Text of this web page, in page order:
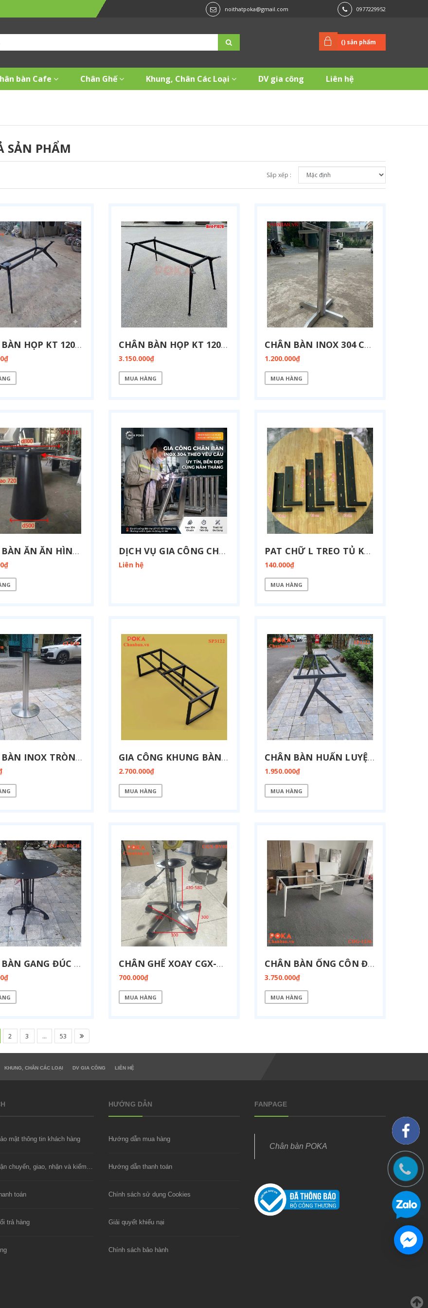
noithatpoka@gmail.com 0977229952
() sản phẩm
bàn Cafe Chân Ghế Khung, Chân Các Loại DV gia công Liên hệ
SẢN PHẨM
Sắp xếp :
CHÂN BÀN HỌP KT 1200X2400MM BH01-1224 CHÂN BÀN HỌP KT 1200X2400MM BIRD-P1224
3.150.000₫
MUA HÀNG
CHÂN BÀN INOX 304 CHỮ THẬP CI-X03
1.200.000₫
MUA HÀNG
CHÂN BÀN ĂN ĂN HÌNH CHÓP NÓN D800 SP2110 DỊCH VỤ GIA CÔNG CHÂN BÀN INOX 304 THEO YÊU CẦU TẠI HÀ NỘI
Liên hệ
PAT CHỮ L TREO TỦ KỆ TIVI 23CM - 32CM - 45CM
140.000₫
MUA HÀNG
CHÂN BÀN INOX TRÒN CI-T38 GIA CÔNG KHUNG BÀN GIÁM ĐỐC 50X50 KT 900X2400 SP3122
2.700.000₫
MUA HÀNG
CHÂN BÀN HUẤN LUYỆN MẶT CỐ ĐỊNH KT 800X1900-FZ13-1900
1.950.000₫
MUA HÀNG
CHÂN BÀN GANG ĐÚC MẶT BÍCH SẮT TRÒN CG-4N-BICH CHÂN GHẾ XOAY CGX-BV01
700.000₫
MUA HÀNG
CHÂN BÀN ỐNG CÔN ĐA GIÁC CÓ VÁCH ĐIỆN 1200X3600MM CDG-1236-BOX
3.750.000₫
MUA HÀNG
2 3 ... 53
KHUNG, CHÂN CÁC LOẠI DV GIA CÔNG LIÊN HỆ
mật thông tin khách hàng
Chính sách vận chuyển, giao, nhận và kiểm hàng
toán
trả hàng
HƯỚNG DẪN
Hướng dẫn mua hàng
Hướng dẫn thanh toán
Chính sách sử dụng Cookies
Giải quyết khiếu nại
Chính sách bảo hành
FANPAGE
Chân bàn POKA